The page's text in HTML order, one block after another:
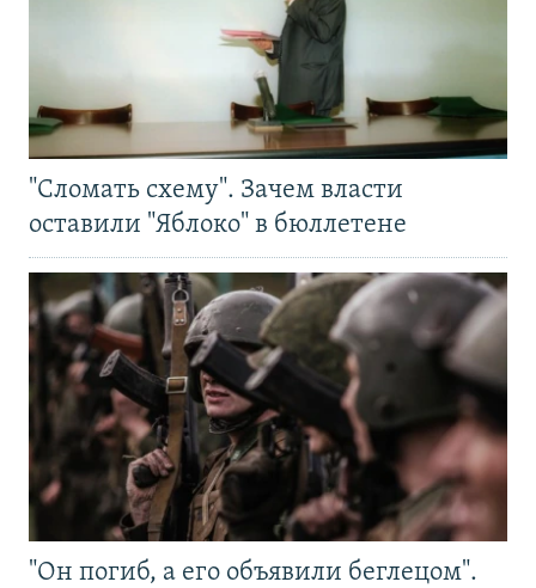
"Сломать схему". Зачем власти
оставили "Яблоко" в бюллетене
"Он погиб, а его объявили беглецом".